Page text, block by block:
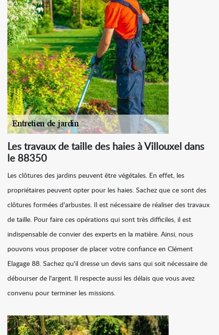
Les travaux de taille des haies à Villouxel dans
le 88350
Les clôtures des jardins peuvent être végétales. En effet, les
propriétaires peuvent opter pour les haies. Sachez que ce sont des
clôtures formées d'arbustes. Il est nécessaire de réaliser des travaux
de taille. Pour faire ces opérations qui sont très difficiles, il est
indispensable de convier des experts en la matière. Ainsi, nous
pouvons vous proposer de placer votre confiance en Clément
Elagage 88. Sachez qu'il dresse un devis sans qui soit nécessaire de
débourser de l'argent. Il respecte aussi les délais que vous avez
convenu pour terminer les missions.